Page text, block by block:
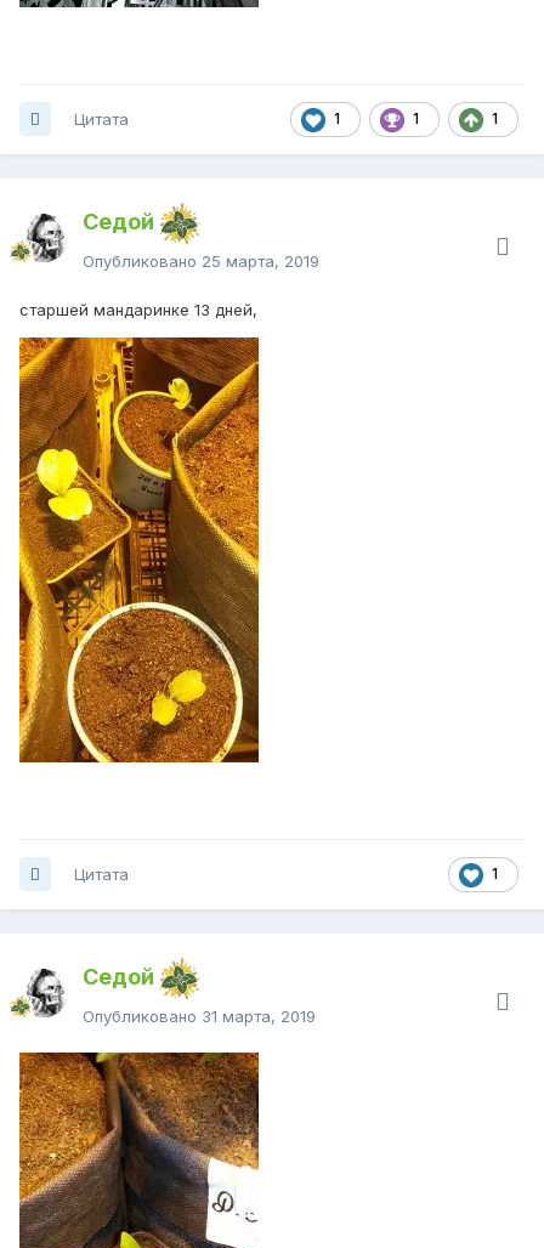
1 1 1
Цитата
Седой
Опубликовано 25 марта, 2019
старшей мандаринке 13 дней,
1
Цитата
Седой
Опубликовано 31 марта, 2019